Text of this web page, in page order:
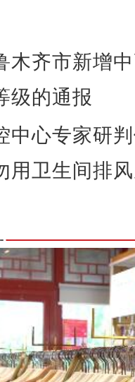
木齐市新增
级的通报
中心专家研
用卫生间排
品冷链物流综